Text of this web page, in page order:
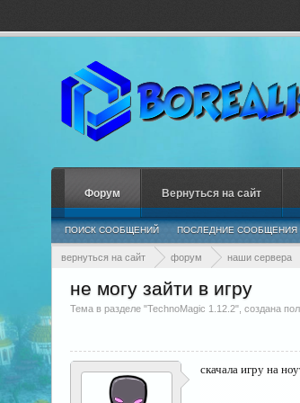
вернуться на сайт форум наши сервера
не могу зайти в игру
Тема в разделе "TechnoMagic 1.12.2", создана
скачала игру на
Форум
ПОИСК СООБЩЕНИЙ ПОСЛЕДНИЕ СООБЩЕНИЯ
Вернуться на сайт